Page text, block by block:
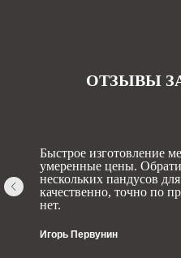
ОТЗЫВЫ
Быстрое изготовление
умеренные цены.
нескольких пандусов
качественно, точно по
нет.
Игорь Первунин